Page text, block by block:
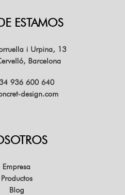
ESTAMOS
i Urpina, 13
Barcelona
936 600 640
design.com
Empresa
Productos
Blog